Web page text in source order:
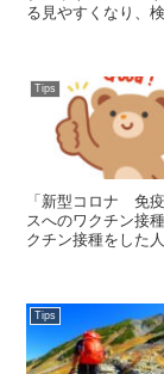
る見やすくなり、
Tips
「新型コロナ 免疫力増強セ
スへのワクチン接種もだ
クチン接種をした
Tips